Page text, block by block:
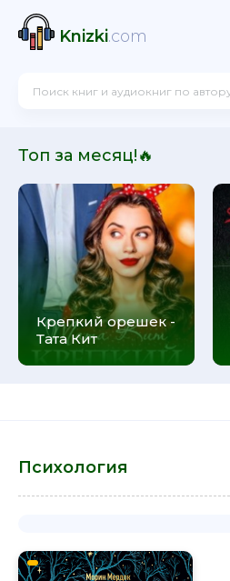
Knizki.com
Топ за месяц!🔥
Крепкий орешек -
Тата Кит
Психология